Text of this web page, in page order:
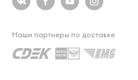
Наши партнеры по доставке